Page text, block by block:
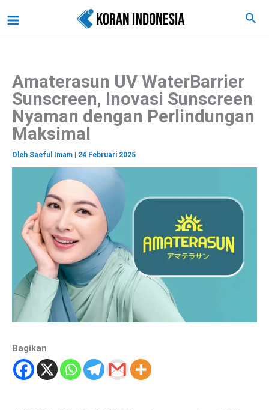
ke
Cari
Amaterasun UV WaterBarrier
Sunscreen, Inovasi Sunscreen
Nyaman dengan Perlindungan
Maksimal
Oleh Saeful Imam 24 Februari 2025
Bagikan
a